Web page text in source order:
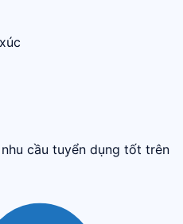
cầu tuyển dụng tốt trên